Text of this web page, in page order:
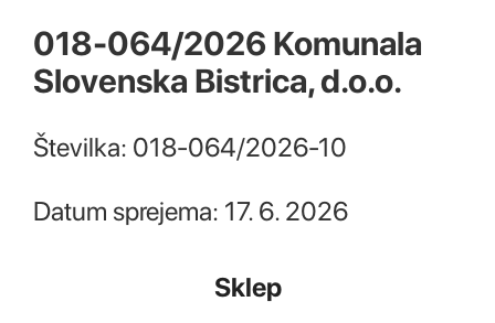
018-064/2026 Komunala
Slovenska Bistrica, d.o.o.
Številka: 018-064/2026-10
Datum sprejema: 17. 6. 2026
Sklep